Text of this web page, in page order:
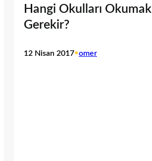
Hangi Okulları Okumak
Gerekir?
12 Nisan 2017•omer